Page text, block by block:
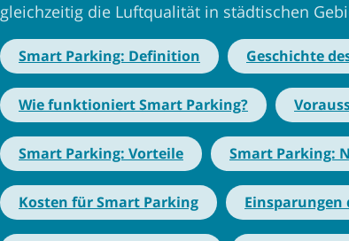
gleichzeitig die Luftqualität in städtischen
Smart Parking: Definition Geschichte
Wie funktioniert Smart Parking?
Smart Parking: Vorteile Smart Parking:
Kosten für Smart Parking